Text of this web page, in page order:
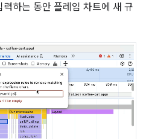
하는 동안 플레임 차트에 새 규